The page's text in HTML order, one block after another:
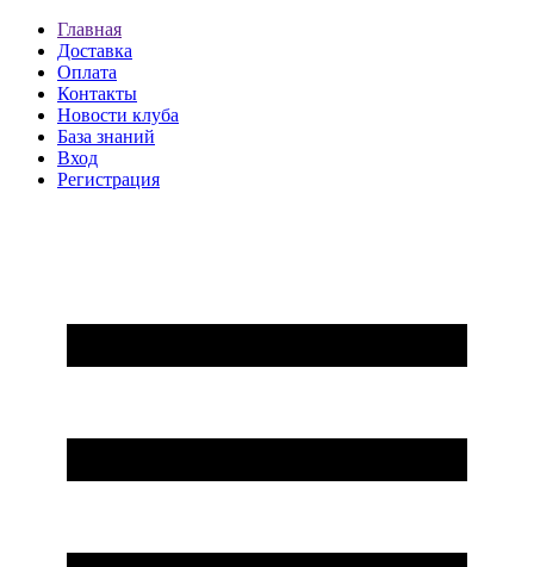
Главная
Доставка
Оплата
Контакты
Новости клуба
База знаний
Вход
Регистрация